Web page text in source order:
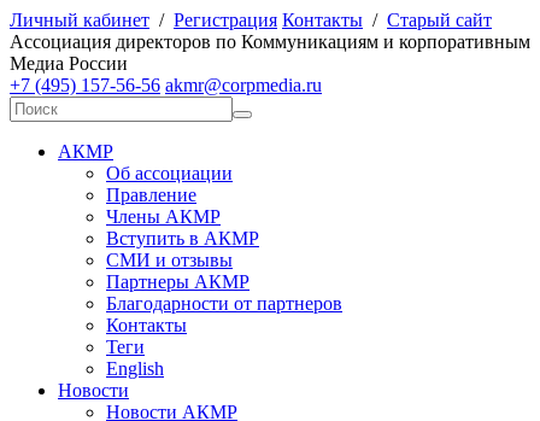
Личный кабинет / Регистрация Контакты / Старый сайт
Ассоциация директоров по Коммуникациям и корпоративным
Медиа России
+7 (495) 157-56-56 akmr@corpmedia.ru
АКМР
Об ассоциации
Правление
Члены АКМР
Вступить в АКМР
СМИ и отзывы
Партнеры АКМР
Благодарности от партнеров
Контакты
Теги
English
Новости
Новости АКМР